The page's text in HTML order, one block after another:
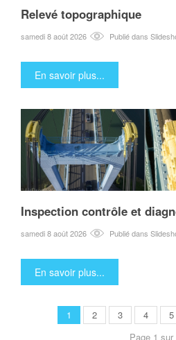
Relevé topographique
samedi 8 août 2026 Publié dans
En savoir plus...
Inspection contrôle et
samedi 8 août 2026 Publié dans
En savoir plus...
1 2 3 4 5
Page 1 sur